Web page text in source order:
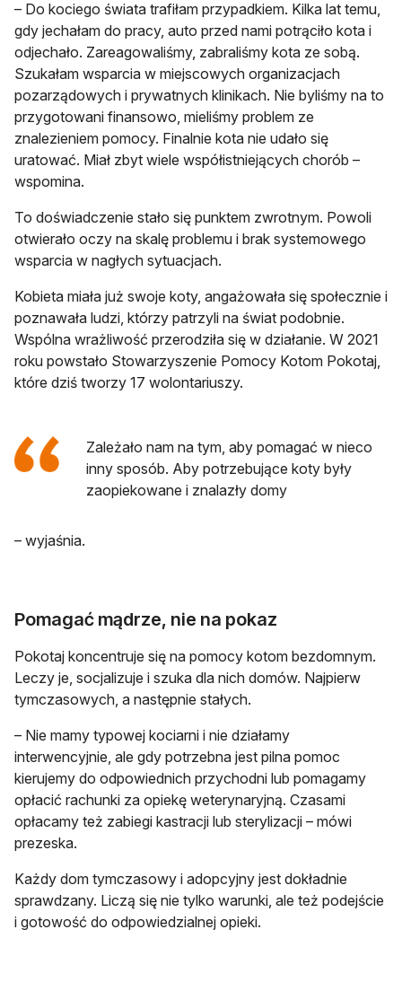
– Do kociego świata trafiłam przypadkiem. Kilka lat temu,
gdy jechałam do pracy, auto przed nami potrąciło kota i
odjechało. Zareagowaliśmy, zabraliśmy kota ze sobą.
Szukałam wsparcia w miejscowych organizacjach
pozarządowych i prywatnych klinikach. Nie byliśmy na to
przygotowani finansowo, mieliśmy problem ze
znalezieniem pomocy. Finalnie kota nie udało się
uratować. Miał zbyt wiele współistniejących chorób –
wspomina.
To doświadczenie stało się punktem zwrotnym. Powoli
otwierało oczy na skalę problemu i brak systemowego
wsparcia w nagłych sytuacjach.
Kobieta miała już swoje koty, angażowała się społecznie i
poznawała ludzi, którzy patrzyli na świat podobnie.
Wspólna wrażliwość przerodziła się w działanie. W 2021
roku powstało Stowarzyszenie Pomocy Kotom Pokotaj,
które dziś tworzy 17 wolontariuszy.
Zależało nam na tym, aby pomagać w nieco
inny sposób. Aby potrzebujące koty były
zaopiekowane i znalazły domy
– wyjaśnia.
Pomagać mądrze, nie na pokaz
Pokotaj koncentruje się na pomocy kotom bezdomnym.
Leczy je, socjalizuje i szuka dla nich domów. Najpierw
tymczasowych, a następnie stałych.
– Nie mamy typowej kociarni i nie działamy
interwencyjnie, ale gdy potrzebna jest pilna pomoc
kierujemy do odpowiednich przychodni lub pomagamy
opłacić rachunki za opiekę weterynaryjną. Czasami
opłacamy też zabiegi kastracji lub sterylizacji – mówi
prezeska.
Każdy dom tymczasowy i adopcyjny jest dokładnie
sprawdzany. Liczą się nie tylko warunki, ale też podejście
i gotowość do odpowiedzialnej opieki.